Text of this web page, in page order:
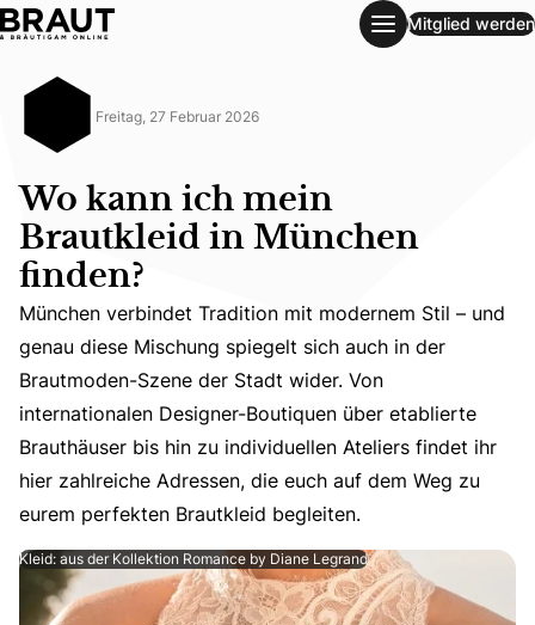
Wo kann ich mein Brautkleid in München finden?
Mitglied werden
Freitag, 27 Februar 2026
Wo kann ich mein
Brautkleid in München
finden?
München verbindet Tradition mit modernem Stil – und
München verbindet Tradition mit modernem Stil – und
genau diese Mischung spiegelt sich auch in der
Brautmoden-Szene der Stadt wider. Von
internationalen Designer-Boutiquen über etablierte
Brauthäuser bis hin zu individuellen Ateliers findet ihr
hier zahlreiche Adressen, die euch auf dem Weg zu
eurem perfekten Brautkleid begleiten.
Kleid: aus der Kollektion Romance by Diane Legrand